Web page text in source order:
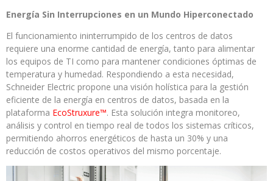
Energía Sin Interrupciones en un Mundo Hiperconectado
El funcionamiento ininterrumpido de los centros de datos
requiere una enorme cantidad de energía, tanto para alimentar
los equipos de TI como para mantener condiciones óptimas de
temperatura y humedad. Respondiendo a esta necesidad,
Schneider Electric propone una visión holística para la gestión
eficiente de la energía en centros de datos, basada en la
plataforma EcoStruxure™. Esta solución integra monitoreo,
análisis y control en tiempo real de todos los sistemas críticos,
permitiendo ahorros energéticos de hasta un 30% y una
reducción de costos operativos del mismo porcentaje.